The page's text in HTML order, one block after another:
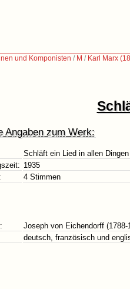
und Komponisten / M / Karl Marx
Angaben zum Werk:
Schläft ein Lied in allen Dingen
1935
4 Stimmen
Joseph von Eichendorff (1788-
deutsch, französisch und